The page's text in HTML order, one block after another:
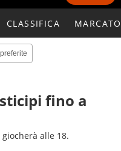
CLASSIFICA
fino a
alle 18.